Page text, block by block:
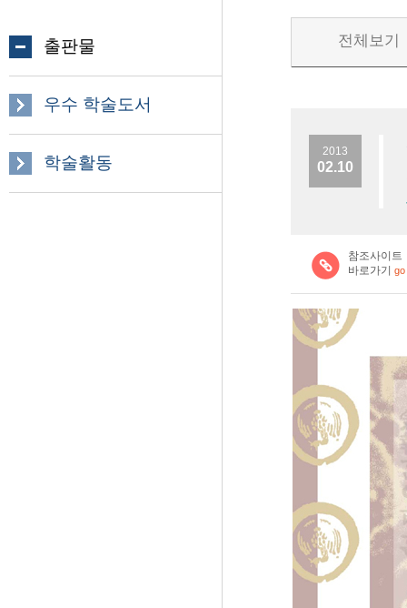
출판물
우수 학술도서
학술활동
전체보기
2013
02.10
참조사이트
바로가기
go